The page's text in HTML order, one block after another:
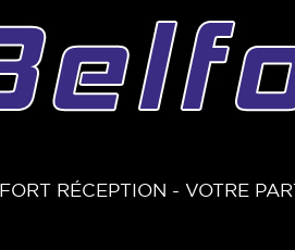
RÉCEPTION - VOTRE